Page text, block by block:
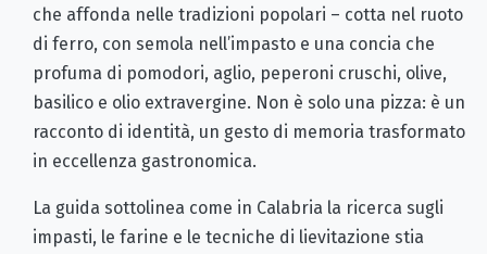
che affonda nelle tradizioni popolari – cotta nel ruoto
di ferro, con semola nell’impasto e una concia che
profuma di pomodori, aglio, peperoni cruschi, olive,
basilico e olio extravergine. Non è solo una pizza: è un
racconto di identità, un gesto di memoria trasformato
in eccellenza gastronomica.
La guida sottolinea come in Calabria la ricerca sugli
impasti, le farine e le tecniche di lievitazione stia